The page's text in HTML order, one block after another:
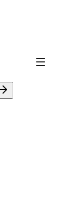
August.